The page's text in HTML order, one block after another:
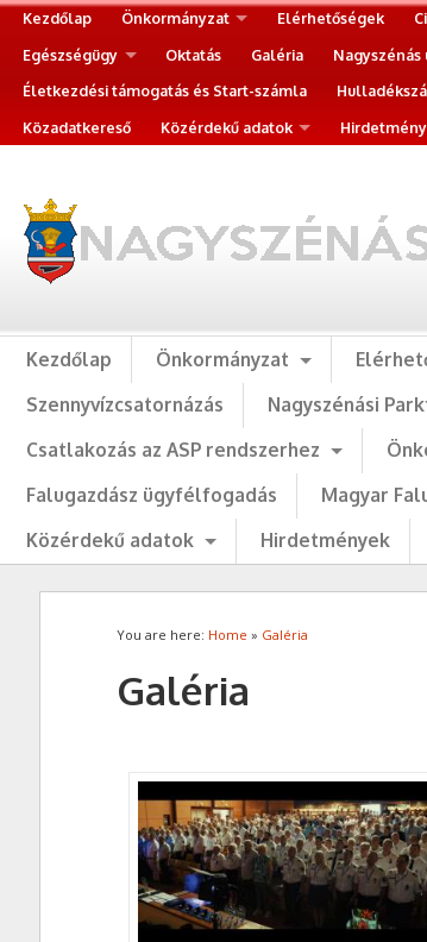
Kezdőlap Önkormányzat Elérhetőségek
Egészségügy
Oktatás Galéria Nagyszénás
Életkezdési támogatás és Start-számla
Közadatkereső
Közérdekű adatok
Kezdőlap Önkormányzat
Szennyvízcsatornázás
Nagyszénási
Csatlakozás az ASP rendszerhez
Falugazdász ügyfélfogadás
Magyar
Közérdekű adatok
Hirdetmények
You are here: Home » Galéria
Galéria